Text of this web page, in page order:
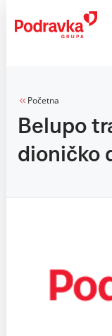
content
Početna
Belupo
dioničko